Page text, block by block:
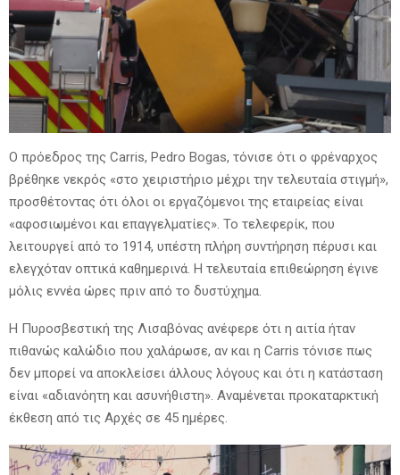
Ο πρόεδρος της Carris, Pedro Bogas, τόνισε ότι ο φρέναρχος
βρέθηκε νεκρός «στο χειριστήριο μέχρι την τελευταία στιγμή»,
προσθέτοντας ότι όλοι οι εργαζόμενοι της εταιρείας είναι
«αφοσιωμένοι και επαγγελματίες». Το τελεφερίκ, που
λειτουργεί από το 1914, υπέστη πλήρη συντήρηση πέρυσι και
ελεγχόταν οπτικά καθημερινά. Η τελευταία επιθεώρηση έγινε
μόλις εννέα ώρες πριν από το δυστύχημα.
Η Πυροσβεστική της Λισαβόνας ανέφερε ότι η αιτία ήταν
πιθανώς καλώδιο που χαλάρωσε, αν και η Carris τόνισε πως
δεν μπορεί να αποκλείσει άλλους λόγους και ότι η κατάσταση
είναι «αδιανόητη και ασυνήθιστη». Αναμένεται προκαταρκτική
έκθεση από τις Αρχές σε 45 ημέρες.